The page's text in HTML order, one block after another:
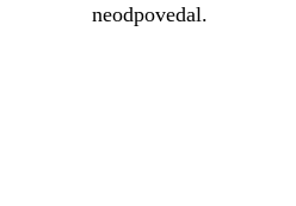
neodpovedal.